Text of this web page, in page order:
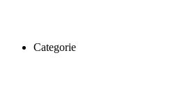
Categorie